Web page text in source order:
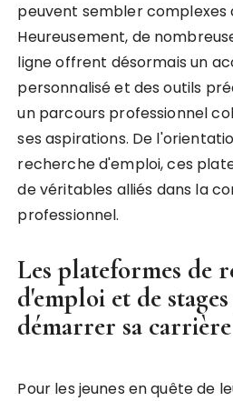
peuvent sembler complexes
Heureusement, de
ligne offrent désormais un
personnalisé et des outils
un parcours professionnel
ses aspirations. De
recherche d'emploi, ces
de véritables alliés dans la
professionnel.
Les plateformes de
d'emploi et de
démarrer sa carrière
Pour les jeunes en quête de